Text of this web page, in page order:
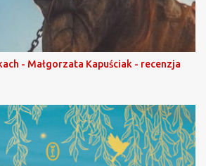
- Małgorzata Kapuściak - recenzja